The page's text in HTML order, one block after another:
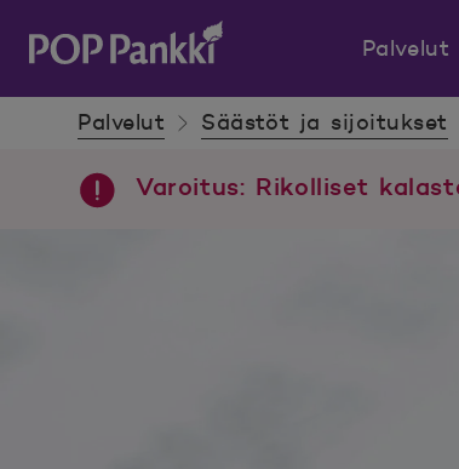
POP Pankki, etusivulle
Palvelut
Palvelut Säästöt ja sijoitukset
Varoitus: Rikolliset